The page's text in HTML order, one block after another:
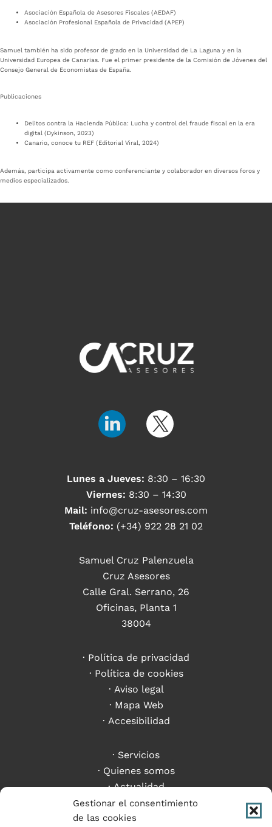
Gestionar el consentimiento
de las cookies
Asociación Española de Asesores Fiscales (AEDAF)
Asociación Profesional Española de Privacidad (APEP)
Samuel también ha sido profesor de grado en la Universidad de La Laguna y en la
Universidad Europea de Canarias. Fue el primer presidente de la Comisión de Jóvenes del
Consejo General de Economistas de España.
Publicaciones
Delitos contra la Hacienda Pública: Lucha y control del fraude fiscal en la era
digital (Dykinson, 2023)
Canario, conoce tu REF (Editorial Viral, 2024)
Además, participa activamente como conferenciante y colaborador en diversos foros y
medios especializados.
Lunes a Jueves: 8:30 – 16:30
Viernes: 8:30 – 14:30
Mail: info@cruz-asesores.com
Teléfono: (+34) 922 28 21 02
Samuel Cruz Palenzuela
Cruz Asesores
Calle Gral. Serrano, 26
Oficinas, Planta 1
38004
Política de privacidad
Política de cookies
Aviso legal
Mapa Web
Accesibilidad
Servicios
Quienes somos
Actualidad
Criptoactivos
Contacto